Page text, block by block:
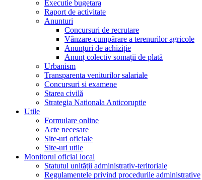
Executie bugetara
Raport de activitate
Anunturi
Concursuri de recrutare
Vânzare-cumpărare a terenurilor agricole
Anunțuri de achiziție
Anunț colectiv somații de plată
Urbanism
Transparenta veniturilor salariale
Concursuri si examene
Starea civilă
Strategia Nationala Anticoruptie
Utile
Formulare online
Acte necesare
Site-uri oficiale
Site-uri utile
Monitorul oficial local
Statutul unității administrativ-teritoriale
Regulamentele privind procedurile administrative